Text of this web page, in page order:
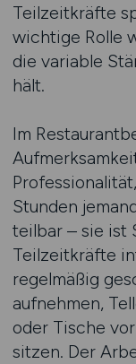
Teilzeitkräfte
wichtige Rolle
die variable
hält.
Im
Stunden
teilbar – sie ist
Teilzeitkräfte
regelmäßig
aufnehmen,
oder Tische
sitzen. Der